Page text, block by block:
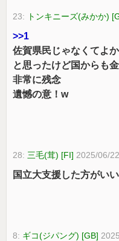
23: トンキニーズ(みかか)
>>1
佐賀県民じゃなくてよ
と思ったけど国からも
非常に残念
遺憾の意！w
28: 三毛(茸) [FI] 2025/06/
国立大支援した方がい
8: ギコ(ジパング) [GB]